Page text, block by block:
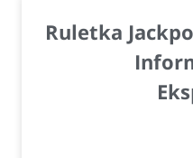
Ruletka